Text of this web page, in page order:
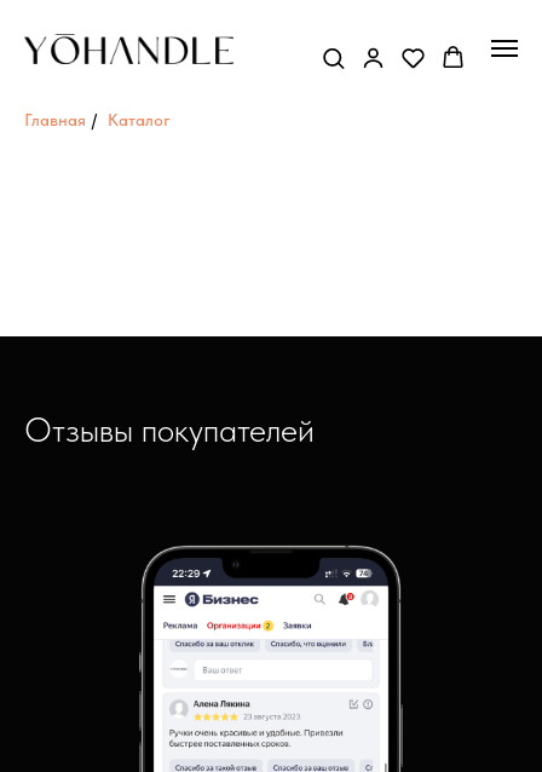
Главная / Каталог
Отзывы покупателей